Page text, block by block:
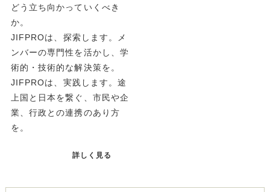
どう立ち向かっていくべき
か。
JIFPROは、探索します。メ
ンバーの専門性を活かし、学
術的・技術的な解決策を。
JIFPROは、実践します。途
上国と日本を繋ぐ、市民や企
業、行政との連携のあり方
を。
詳しく見る